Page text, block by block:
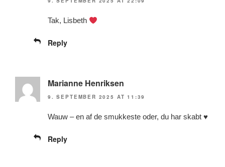
Tak, Lisbeth
Reply
Marianne Henriksen
9. SEPTEMBER 2025 AT 11:39
Wauw – en af de smukkeste oder, du har skabt ♥️
Reply